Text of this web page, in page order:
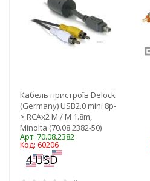
Кабель пристроїв Delock
(Germany) USB2.0 mini 8p-
> RCAx2 M / M 1.8m,
Minolta (70.08.2382-50)
Арт: 70.08.2382
Код: 60206